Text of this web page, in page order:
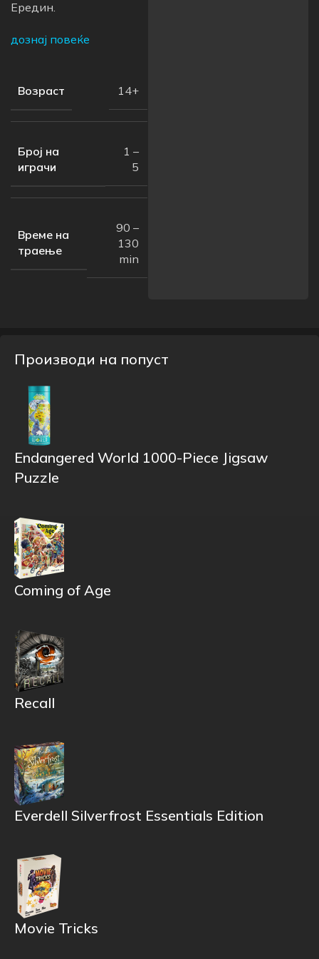
Ередин.
дознај повеќе
Возраст 14+
Број на
играчи
1 –
5
Време на
траење
90 –
130
min
Производи на попуст
Endangered World 1000-Piece Jigsaw
Puzzle
Coming of Age
Recall
Everdell Silverfrost Essentials Edition
Movie Tricks